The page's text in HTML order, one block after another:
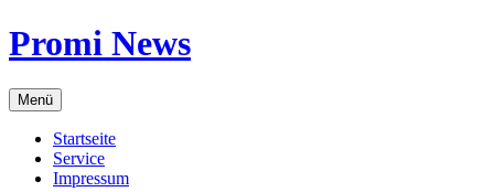
Zum
Inhalt
Promi News
Menü
Startseite
Service
Impressum